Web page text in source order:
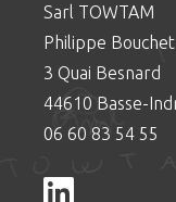
Sarl TOWTAM
Philippe Bouchet
3 Quai Besnard
44610 Basse-
06 60 83 54 55